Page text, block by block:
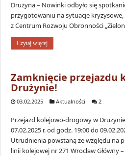
Drużyna – Nowinki odbyło się
przygotowaniu na sytuacje
z Centrum Rozwoju Obronności
Czytaj więcej
Zamknięcie przejazdu
Drużynie!
03.02.2025 Aktualności 2
Przejazd kolejowo-drogowy w
07.02.2025 r. od godz. 19:00 do
Utrudnienia powstaną ze względu na
linii kolejowej nr 271 Wrocław Główny